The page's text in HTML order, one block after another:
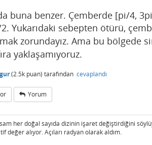
buna benzer. Çemberde [pi/4,
Yukarıdaki sebepten ötürü,
zorundayız. Ama bu bölgede
yaklaşamıyoruz.
(2.5k puan) tarafından cevaplandı
Yorum
her doğal sayıda dizinin işaret değiştirdiğini
değer alıyor. Açıları radyan olarak aldım.